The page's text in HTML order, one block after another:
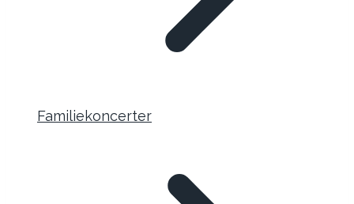
Familiekoncerter